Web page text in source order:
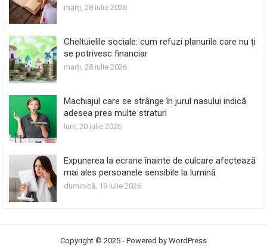
marți, 28 iulie 2026
Cheltuielile sociale: cum refuzi planurile care nu ți
se potrivesc financiar
marți, 28 iulie 2026
Machiajul care se strânge în jurul nasului indică
adesea prea multe straturi
luni, 20 iulie 2026
Expunerea la ecrane înainte de culcare afectează
mai ales persoanele sensibile la lumină
duminică, 19 iulie 2026
Copyright © 2025 - Powered by WordPress